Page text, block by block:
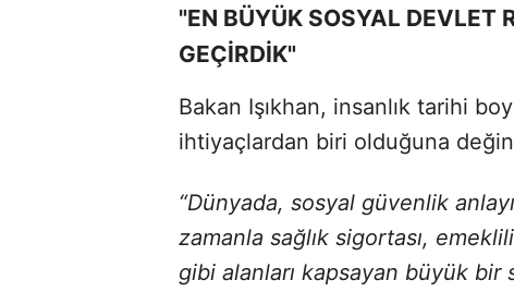
"EN BÜYÜK SOSYAL DEVLET
GEÇİRDİK"
Bakan Işıkhan, insanlık tarihi
ihtiyaçlardan biri olduğuna
“Dünyada, sosyal güvenlik
zamanla sağlık sigortası,
gibi alanları kapsayan büyük bir